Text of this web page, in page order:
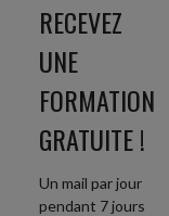
RECEVEZ
UNE
FORMATION
GRATUITE !
Un mail par jour
pendant 7 jours